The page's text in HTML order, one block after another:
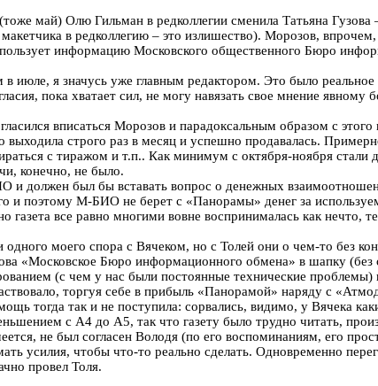
май) Олю Гильман в редколлегии сменила Татьяна
в редколлегию – это излишество). Морозов,
информацию Московского общественного Бюро
июле, я значусь уже главным редактором. Это было
пока хватает сил, не могу навязать свое мнение
вписаться Морозов и парадоксальным образом с этого
выходила строго раз в месяц и успешно продавалась.
с тиражом и т.п.. Как минимум с октября-ноября
конечно, не было.
и должен был бы вставать вопрос о денежных
и поэтому М-БИО не берет с «Панорамы» денег за
все равно многими вовне воспринималась как нечто,
моего спора с Вячеком, но с Толей они о чем-то без
«Московское Бюро информационного обмена» в шапку
(с чем у нас были постоянные технические
торгуя себе в прибыль «Панорамой» наряду с
тогда так и не поступила: сорвались, видимо, у Вячека
с А4 до А5, так что газету было трудно читать,
не был согласен Володя (по его воспоминаниям, его
усилия, чтобы что-то реально сделать. Одновременно
провел Толя.